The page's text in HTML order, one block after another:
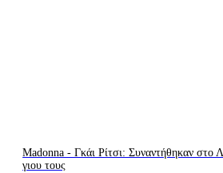
Madonna - Γκάι Ρίτσι: Συναντήθηκαν στο
γιου τους